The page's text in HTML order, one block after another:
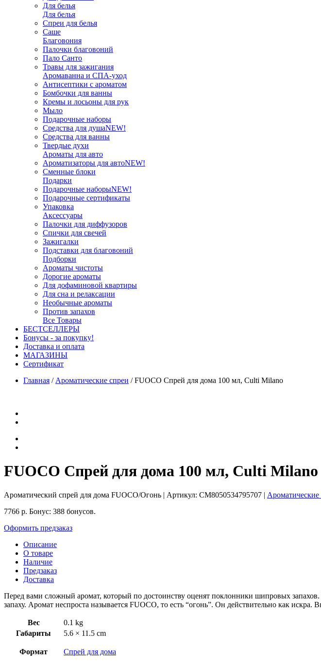
Для белья
Для белья
Спреи для белья
Саше
Благовония
Палочки благовоний
Пало Санто
Травы для зажигания
Аромаванна и СПА-уход
Антисептики с ароматом
Бомбочки для ванны
Кремы и лосьоны для рук
Мыло
Подарочные наборы
Средства для душаNEW!
Средства для ванны
Твердые духи
Ароматы для авто
Ароматизаторы для автоNEW!
Сменные блоки
Подарки
Подарочные наборыNEW!
Подарочные сертификаты
Упаковка
Аксессуары
Палочки для диффузоров
Спички для свечей
Зажигалки
Подставки для благовоний
Подборки
Ароматы чистоты
Дорогие ароматы
Для дофаминовой квартиры
Для сна и релаксации
Необычные ароматы
Против запахов
Все Товары
БЕСТСЕЛЛЕРЫ
Бонусы - за покупку!
Доставка и оплата
МАГАЗИНЫ
Cертификат
Главная / Ароматические спреи /FUOCO Спрей для дома 100 мл, Culti Milano
FUOCO Спрей для дома 100 мл, Culti Milano
Ароматический спрей для дома FUOCO/Огонь | Артикул: CM8050534795707 | Ароматические
7766 р. Бонус: 388 бонусов.
Оформить предзаказ
Описание
О товаре
Наличие
Предзаказ
Доставка
Перед вами сложный аромат, который по достоинству оценят поклонники шипровых
запаху. Аромат неспроста называется FUOCO, то есть “огонь”. Он действительно как
Вес
0.1 kg
Габариты
5.6 × 11.5 cm
Формат Спрей для дома